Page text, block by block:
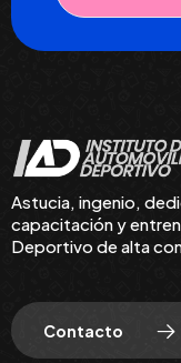
Astucia, ingenio,
capacitación y
Deportivo de alta
Contacto